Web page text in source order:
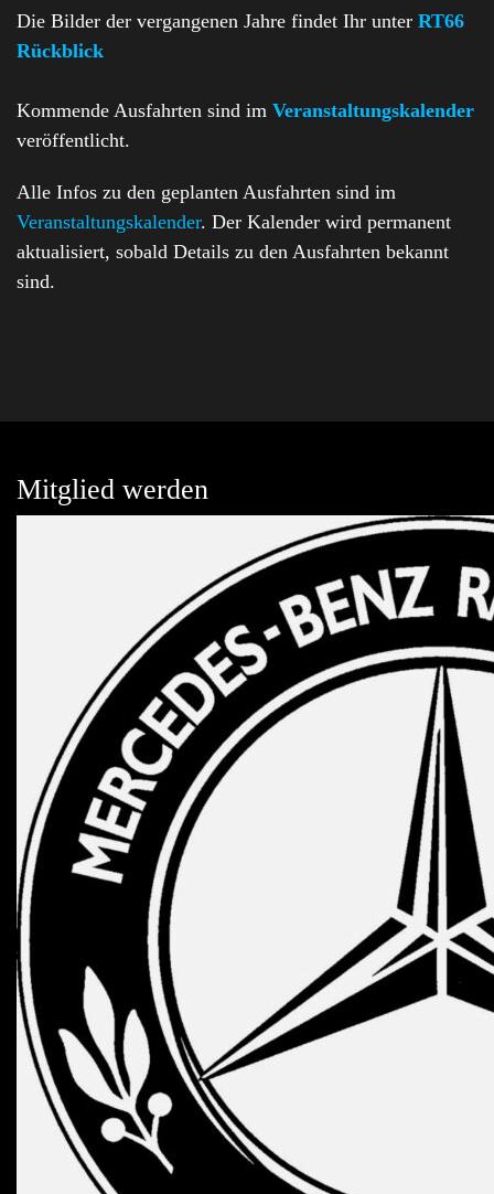
Die Bilder der vergangenen Jahre findet Ihr unter RT66
Rückblick
Kommende Ausfahrten sind im Veranstaltungskalender
veröffentlicht.
Alle Infos zu den geplanten Ausfahrten sind im
Veranstaltungskalender. Der Kalender wird permanent
aktualisiert, sobald Details zu den Ausfahrten bekannt
sind.
Mitglied werden